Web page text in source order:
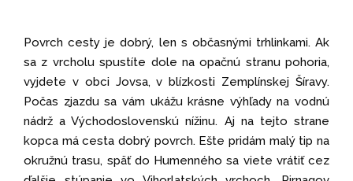
Povrch cesty je dobrý, len s občasnými trhlinkami. Ak
sa z vrcholu spustíte dole na opačnú stranu pohoria,
vyjdete v obci Jovsa, v blízkosti Zemplínskej Šíravy.
Počas zjazdu sa vám ukážu krásne výhľady na vodnú
nádrž a Východoslovenskú nížinu. Aj na tejto strane
kopca má cesta dobrý povrch. Ešte pridám malý tip na
okružnú trasu, späť do Humenného sa viete vrátiť cez